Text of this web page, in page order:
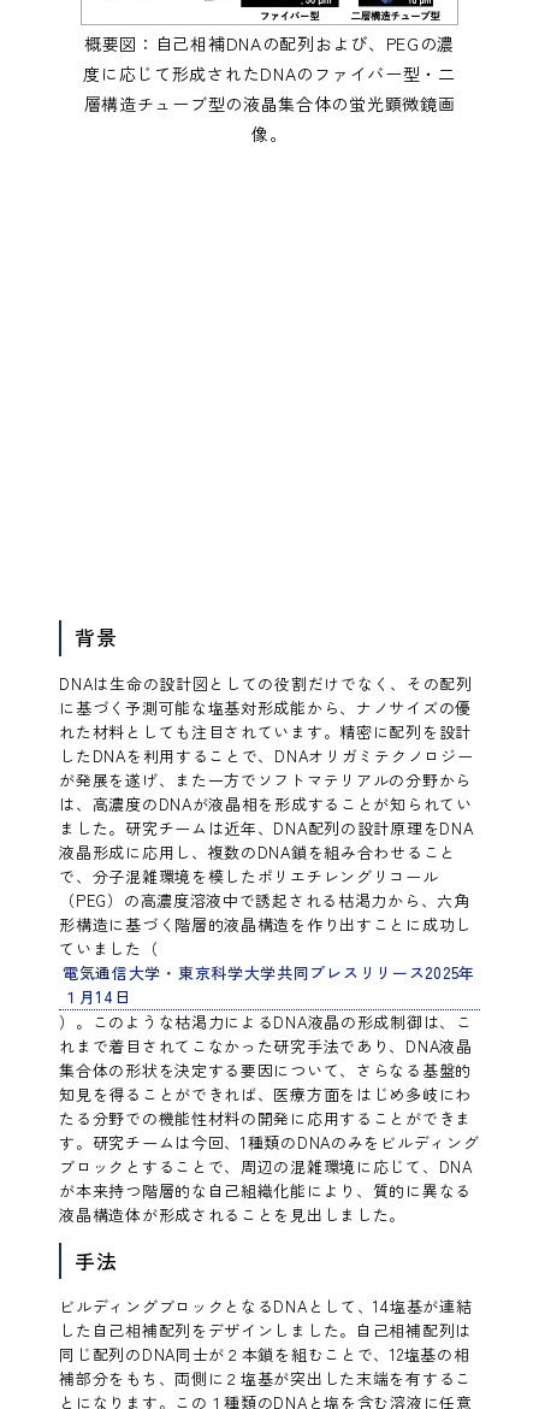
概要図：自己相補DNAの配列および、PEGの濃
度に応じて形成されたDNAのファイバー型・二
層構造チューブ型の液晶集合体の蛍光顕微鏡画
像。
背景
DNAは生命の設計図としての役割だけでなく、その配列
に基づく予測可能な塩基対形成能から、ナノサイズの優
れた材料としても注目されています。精密に配列を設計
したDNAを利用することで、DNAオリガミテクノロジー
が発展を遂げ、また一方でソフトマテリアルの分野から
は、高濃度のDNAが液晶相を形成することが知られてい
ました。研究チームは近年、DNA配列の設計原理をDNA
液晶形成に応用し、複数のDNA鎖を組み合わせること
で、分子混雑環境を模したポリエチレングリコール
（PEG）の高濃度溶液中で誘起される枯渇力から、六角
形構造に基づく階層的液晶構造を作り出すことに成功し
ていました（
電気通信大学・東京科学大学共同プレスリリース2025年
１月14日
）。このような枯渇力によるDNA液晶の形成制御は、こ
れまで着目されてこなかった研究手法であり、DNA液晶
集合体の形状を決定する要因について、さらなる基盤的
知見を得ることができれば、医療方面をはじめ多岐にわ
たる分野での機能性材料の開発に応用することができま
す。研究チームは今回、1種類のDNAのみをビルディング
ブロックとすることで、周辺の混雑環境に応じて、DNA
が本来持つ階層的な自己組織化能により、質的に異なる
液晶構造体が形成されることを見出しました。
手法
ビルディングブロックとなるDNAとして、14塩基が連結
した自己相補配列をデザインしました。自己相補配列は
同じ配列のDNA同士が２本鎖を組むことで、12塩基の相
補部分をもち、両側に２塩基が突出した末端を有するこ
とになります。この１種類のDNAと塩を含む溶液に任意